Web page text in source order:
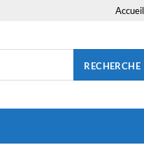
Accueil
RECHERCHE